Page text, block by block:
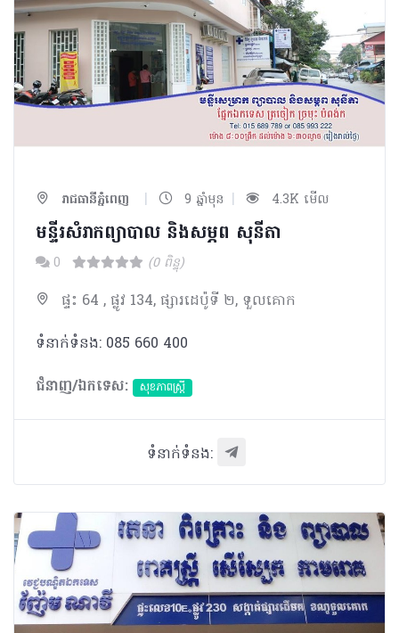
រាជធានីភ្នំពេញ | 9 ឆ្នាំមុន | 4.3K មើល
មន្ទីរសំរាកព្យាបាល និងសម្ភព សុនីតា
0 (0 ពិន្ទុ)
ផ្ទះ 64 , ផ្លូវ 134, ផ្សារដេប៉ូទី ២, ទួលគោក
ទំនាក់ទំនង: 085 660 400
ជំនាញ/ឯកទេស:
សុខភាពស្រ្តី
ទំនាក់ទំនង: